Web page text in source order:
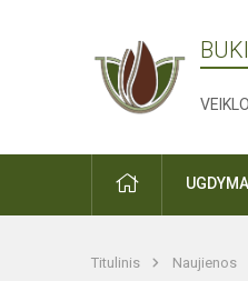
PRADŽIA
Titulinis Naujienos